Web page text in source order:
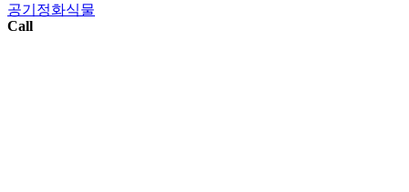
공기정화식물
Call